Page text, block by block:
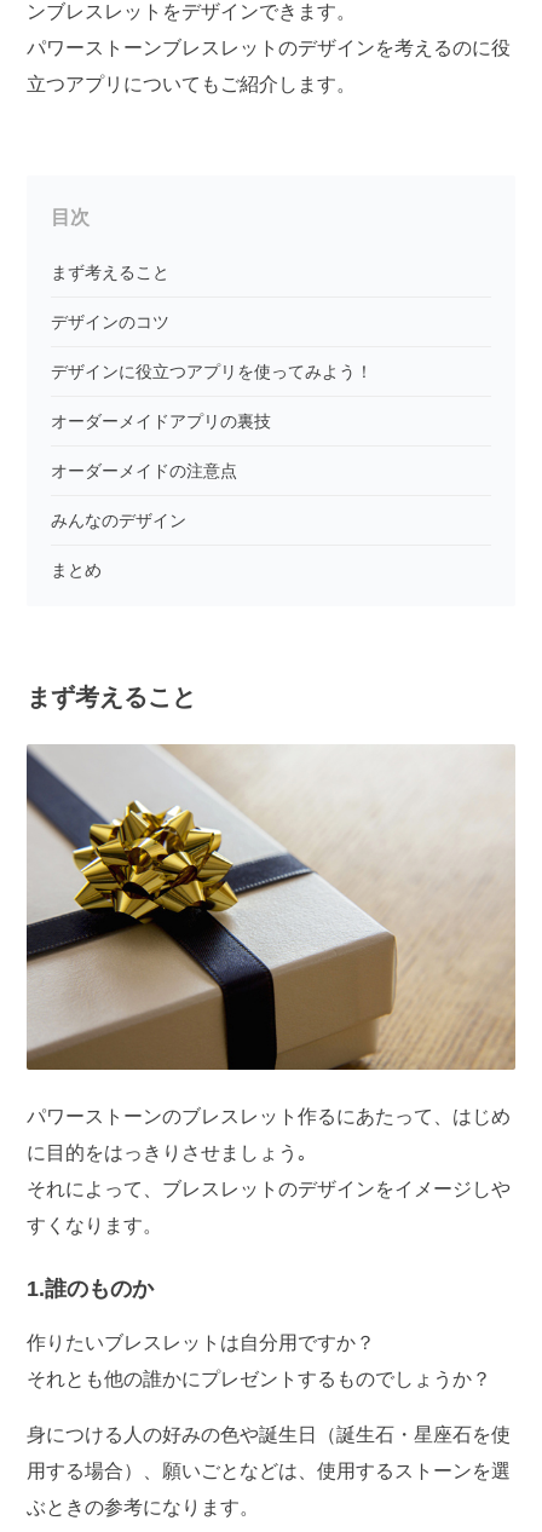
ンブレスレットをデザインできます。
パワーストーンブレスレットのデザインを考えるのに役
立つアプリについてもご紹介します。
目次
まず考えること
デザインのコツ
デザインに役立つアプリを使ってみよう！
オーダーメイドアプリの裏技
オーダーメイドの注意点
みんなのデザイン
まとめ
まず考えること
パワーストーンのブレスレット作るにあたって、はじめ
に目的をはっきりさせましょう｡
それによって、ブレスレットのデザインをイメージしや
すくなります。
1.誰のものか
作りたいブレスレットは自分用ですか？
それとも他の誰かにプレゼントするものでしょうか？
身につける人の好みの色や誕生日（誕生石・星座石を使
用する場合）、願いごとなどは、使用するストーンを選
ぶときの参考になります。